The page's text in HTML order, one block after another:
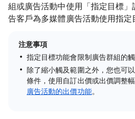
組或廣告活動中使用「指定目標
告客戶為多媒體廣告活動使用指定
注意事項
指定目標功能會限制廣告群組的觸
除了縮小觸及範圍之外，您也可
條件，使用自訂出價或出價調整
廣告活動的出價功能。